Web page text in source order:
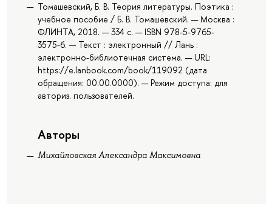
Томашевский, Б. В. Теория литературы. Поэтика :
учебное пособие / Б. В. Томашевский. — Москва :
ФЛИНТА, 2018. — 334 с. — ISBN 978-5-9765-
3575-6. — Текст : электронный // Лань :
электронно-библиотечная система. — URL:
https://e.lanbook.com/book/119092 (дата
обращения: 00.00.0000). — Режим доступа: для
авториз. пользователей.
Авторы
Михайловская Александра Максимовна